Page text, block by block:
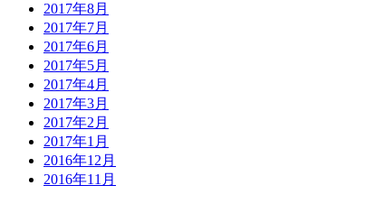
2017年8月
2017年7月
2017年6月
2017年5月
2017年4月
2017年3月
2017年2月
2017年1月
2016年12月
2016年11月